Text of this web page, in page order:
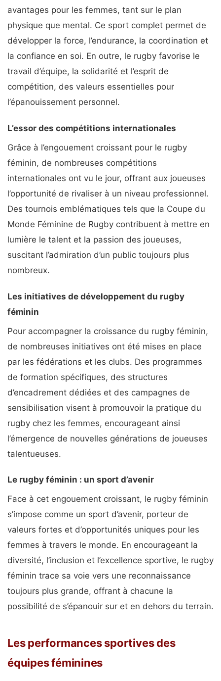
avantages pour les femmes, tant sur le plan
physique que mental. Ce sport complet permet de
développer la force, l’endurance, la coordination et
la confiance en soi. En outre, le rugby favorise le
travail d’équipe, la solidarité et l’esprit de
compétition, des valeurs essentielles pour
l’épanouissement personnel.
L’essor des compétitions internationales
Grâce à l’engouement croissant pour le rugby
féminin, de nombreuses compétitions
internationales ont vu le jour, offrant aux joueuses
l’opportunité de rivaliser à un niveau professionnel.
Des tournois emblématiques tels que la Coupe du
Monde Féminine de Rugby contribuent à mettre en
lumière le talent et la passion des joueuses,
suscitant l’admiration d’un public toujours plus
nombreux.
Les initiatives de développement du rugby
féminin
Pour accompagner la croissance du rugby féminin,
de nombreuses initiatives ont été mises en place
par les fédérations et les clubs. Des programmes
de formation spécifiques, des structures
d’encadrement dédiées et des campagnes de
sensibilisation visent à promouvoir la pratique du
rugby chez les femmes, encourageant ainsi
l’émergence de nouvelles générations de joueuses
talentueuses.
Le rugby féminin : un sport d’avenir
Face à cet engouement croissant, le rugby féminin
s’impose comme un sport d’avenir, porteur de
valeurs fortes et d’opportunités uniques pour les
femmes à travers le monde. En encourageant la
diversité, l’inclusion et l’excellence sportive, le rugby
féminin trace sa voie vers une reconnaissance
toujours plus grande, offrant à chacune la
possibilité de s’épanouir sur et en dehors du terrain.
Les performances sportives des
équipes féminines